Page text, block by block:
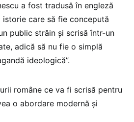
a fost tradusă în engleză
care să fie concepută
public străin şi scrisă într-un
adică să nu fie o simplă
ideologică”.
române ce va fi scrisă pentru
o abordare modernă şi